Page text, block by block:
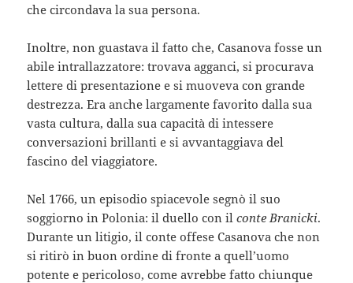
che circondava la sua persona.
Inoltre, non guastava il fatto che, Casanova fosse un
abile intrallazzatore: trovava agganci, si procurava
lettere di presentazione e si muoveva con grande
destrezza. Era anche largamente favorito dalla sua
vasta cultura, dalla sua capacità di intessere
conversazioni brillanti e si avvantaggiava del
fascino del viaggiatore.
Nel 1766, un episodio spiacevole segnò il suo
soggiorno in Polonia: il duello con ilconte Branicki.
Durante un litigio, il conte offese Casanova che non
si ritirò in buon ordine di fronte a quell’uomo
potente e pericoloso, come avrebbe fatto chiunque